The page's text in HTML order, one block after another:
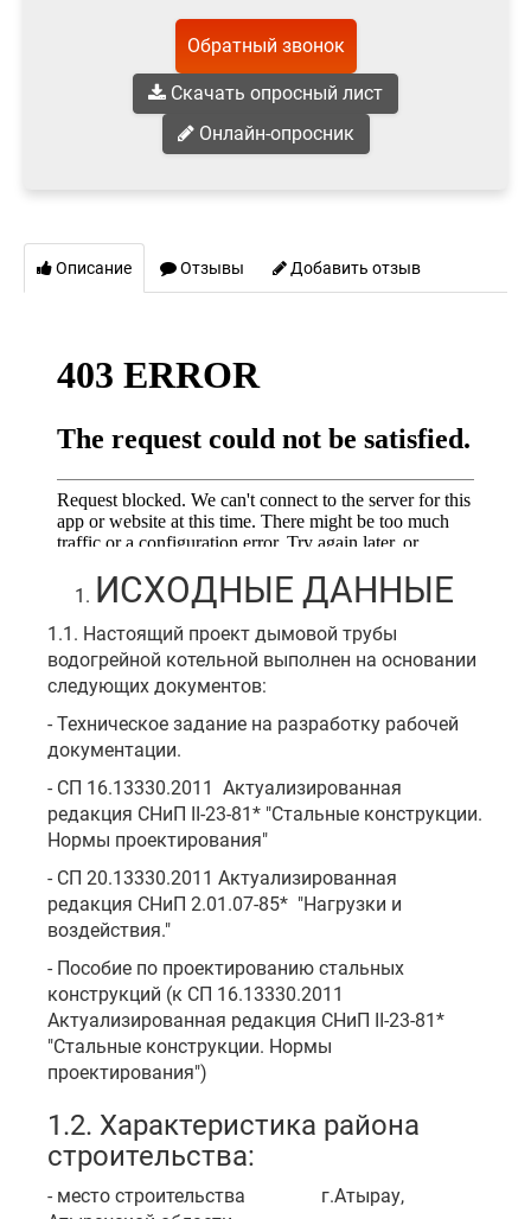
Обратный звонок
Скачать опросный лист
Онлайн-опросник
Описание Отзывы Добавить отзыв
ИСХОДНЫЕ ДАННЫЕ
1.1. Настоящий проект дымовой трубы
водогрейной котельной выполнен на основании
следующих документов:
- Техническое задание на разработку рабочей
документации.
- СП 16.13330.2011 Актуализированная
редакция СНиП II-23-81* "Стальные конструкции.
Нормы проектирования"
- СП 20.13330.2011 Актуализированная
редакция СНиП 2.01.07-85* "Нагрузки и
воздействия."
- Пособие по проектированию стальных
конструкций (к СП 16.13330.2011
Актуализированная редакция СНиП II-23-81*
"Стальные конструкции. Нормы
проектирования")
1.2. Характеристика района
строительства:
- место строительства г.Атырау,